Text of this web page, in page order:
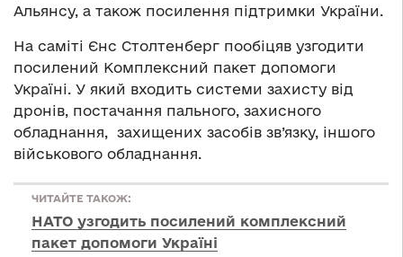
Альянсу, а також посилення підтримки України.
На саміті Єнс Столтенберг пообіцяв узгодити
посилений Комплексний пакет допомоги
Україні. У який входить системи захисту від
дронів, постачання пального, захисного
обладнання, захищених засобів зв’язку, іншого
військового обладнання.
ЧИТАЙТЕ ТАКОЖ:
НАТО узгодить посилений комплексний
пакет допомоги Україні